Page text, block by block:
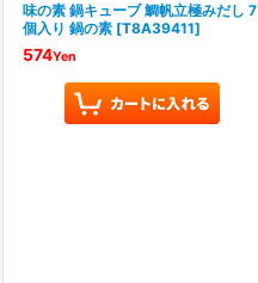
味の素 鍋キューブ 鯛帆立極みだし 7
個入り 鍋の素 [T8A39411]
574Yen